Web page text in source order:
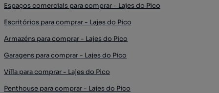
Espaços comerciais para comprar - Lajes do Pico
Escritórios para comprar - Lajes do Pico
Armazéns para comprar - Lajes do Pico
Garagens para comprar - Lajes do Pico
Villa para comprar - Lajes do Pico
Penthouse para comprar - Lajes do Pico